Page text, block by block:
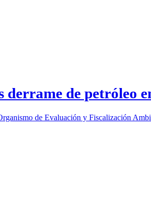
de petróleo
de Evaluación y Fiscalización